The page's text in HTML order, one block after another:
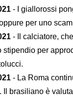
- I giallorossi
per uno
- Il calciatore,
stipendio per
- La Roma
Il brasiliano è